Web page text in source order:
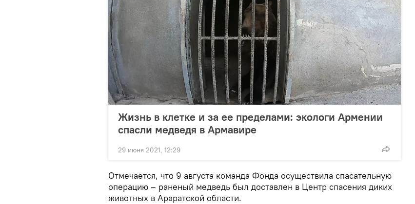
Жизнь в клетке и за ее пределами: экологи Армении
спасли медведя в Армавире
29 июня 2021, 12:29
Отмечается, что 9 августа команда Фонда осуществила спасательную
операцию – раненый медведь был доставлен в Центр спасения диких
животных в Араратской области.